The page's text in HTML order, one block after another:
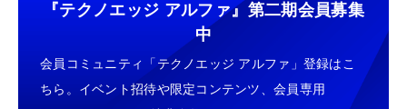
『テクノエッジ アルファ』 第二期会員募集
中
会員コミュニティ「テクノエッジ アルファ」登録はこ
ちら。イベント招待や限定コンテンツ、会員専用